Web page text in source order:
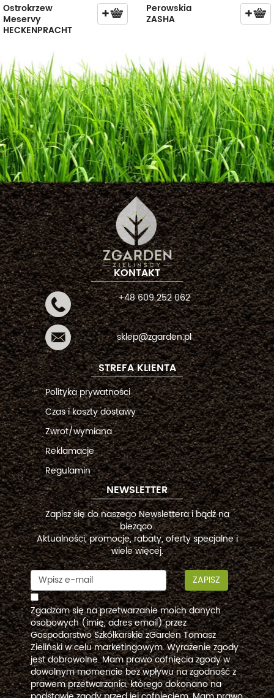
Ostrokrzew
Meservy
HECKENPRACHT
Perowskia
ZASHA
KONTAKT
+48 609 252 062
sklep@zgarden.pl
STREFA KLIENTA
Polityka prywatności
Czas i koszty dostawy
Zwrot/wymiana
Reklamacje
Regulamin
NEWSLETTER
Zapisz się do naszego Newslettera i bądź na
bieżąco.
Aktualności, promocje, rabaty, oferty specjalne i
wiele więcej.
ZAPISZ
Zgadzam się na przetwarzanie moich danych
osobowych (imię, adres email) przez
Gospodarstwo Szkółkarskie zGarden Tomasz
Zieliński w celu marketingowym. Wyrażenie zgody
jest dobrowolne. Mam prawo cofnięcia zgody w
dowolnym momencie bez wpływu na zgodność z
prawem przetwarzania, którego dokonano na